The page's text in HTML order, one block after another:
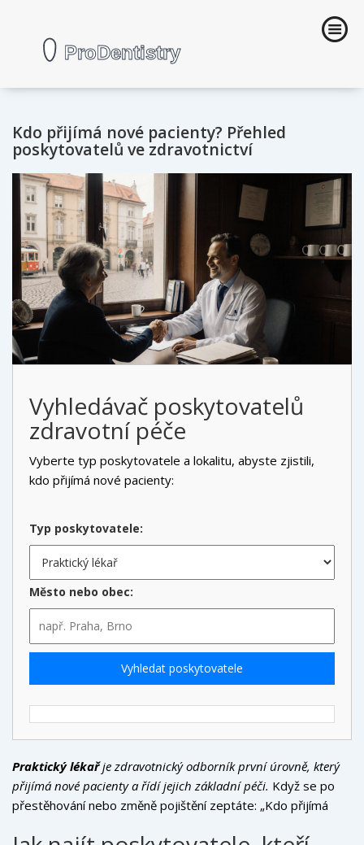
Kdo přijímá nové pacienty? Přehled
poskytovatelů ve zdravotnictví
Vyhledávač poskytovatelů
zdravotní péče
Vyberte typ poskytovatele a lokalitu, abyste zjistili,
kdo přijímá nové pacienty:
Typ poskytovatele:
Město nebo obec:
Vyhledat poskytovatele
Praktický lékařje zdravotnický odborník první úrovně, který
přijímá nové pacienty a řídí jejich základní péči. Když se po
přestěhování nebo změně pojištění zeptáte: „Kdo přijímá